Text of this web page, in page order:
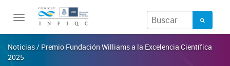
Toggle
Noticias / Premio Fundación Williams a la Excelencia Científica
2025